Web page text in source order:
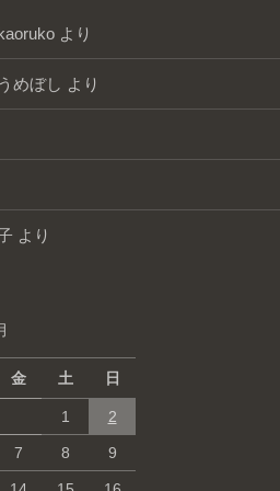
より
うめぼし より
より
金 土 日
1 2
7 8 9